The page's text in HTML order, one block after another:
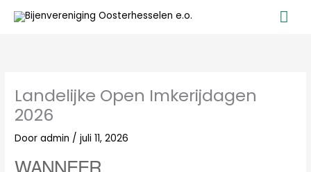
naar
Landelijke Open Imkerijdagen
2026
Dooradmin /juli 11, 2026
WANNEER